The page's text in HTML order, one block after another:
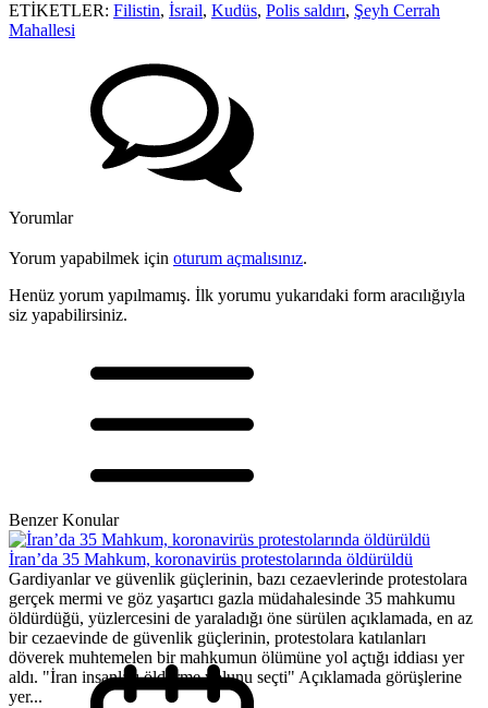
ETİKETLER: Filistin, İsrail, Kudüs, Polis saldırı, Şeyh Cerrah
Mahallesi
Yorumlar
Yorum yapabilmek için oturum açmalısınız.
Henüz yorum yapılmamış. İlk yorumu yukarıdaki form aracılığıyla
siz yapabilirsiniz.
Benzer Konular
İran’da 35 Mahkum, koronavirüs protestolarında öldürüldü
Gardiyanlar ve güvenlik güçlerinin, bazı cezaevlerinde protestolara
gerçek mermi ve göz yaşartıcı gazla müdahalesinde 35 mahkumu
öldürdüğü, yüzlercesini de yaraladığı öne sürülen açıklamada, en az
bir cezaevinde de güvenlik güçlerinin, protestolara katılanları
döverek muhtemelen bir mahkumun ölümüne yol açtığı iddiası yer
aldı. "İran insanları öldürme yolunu seçti" Açıklamada görüşlerine
yer...